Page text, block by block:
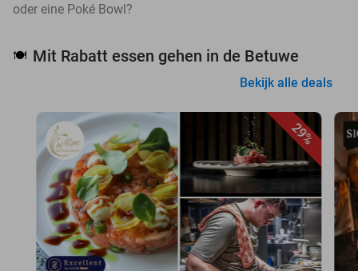
oder eine Poké Bowl?
🍽️ Mit Rabatt essen gehen in de Betuwe
Bekijk alle deals
29%